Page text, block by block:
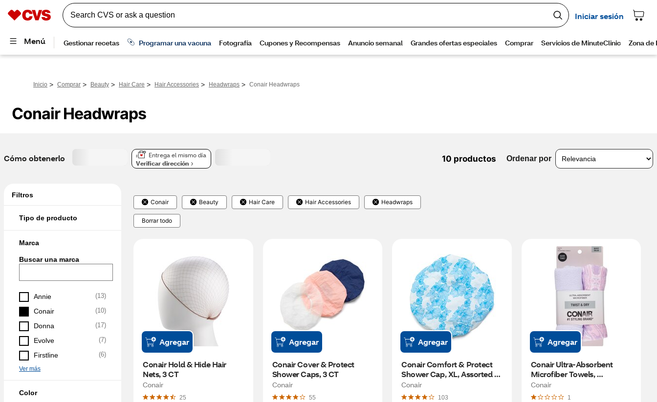
Inicio > Comprar > Beauty > Hair Care > Hair Accessories > Headwraps > Conair Headwraps
Conair Headwraps
Cómo obtenerlo
Entrega el mismo día
Verificar dirección
10 productos Ordenar por
Filtros
Tipo de producto
Marca
Buscar una marca
Annie (13)
Conair (10)
Donna (17)
Evolve (7)
Firstline (6)
Ver más
Color
Conair Beauty Hair Care Hair Accessories Headwraps
Borrar todo
Agregar
Conair Hold & Hide Hair
Nets, 3 CT
Conair
25
Agregar
Conair Cover & Protect
Shower Caps, 3 CT
Conair
55
Agregar
Conair Comfort & Protect
Shower Cap, XL, Assorted
Colors
Conair
103
Agregar
Conair Ultra-Absorbent
Microfiber Towels,
Multicolor, 2 CT
Conair
1